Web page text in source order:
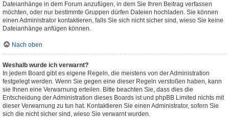
Dateianhänge in dem Forum anzufügen, in dem Sie Ihren Beitrag verfassen
möchten, oder nur bestimmte Gruppen dürfen Dateien hochladen. Sie können
einen Administrator kontaktieren, falls Sie sich nicht sicher sind, wieso Sie keine
Dateianhänge anfügen können.
Nach oben
Weshalb wurde ich verwarnt?
In jedem Board gibt es eigene Regeln, die meistens von der Administration
festgelegt werden. Wenn Sie gegen eine dieser Regeln verstoßen haben, kann
sie Ihnen eine Verwarnung erteilen. Bitte beachten Sie, dass dies die
Entscheidung der Administration dieses Boards ist und phpBB Limited nichts mit
dieser Verwarnung zu tun hat. Kontaktieren Sie einen Administrator, sofern Sie
sich die nicht sicher sind, wieso Sie verwarnt wurden.